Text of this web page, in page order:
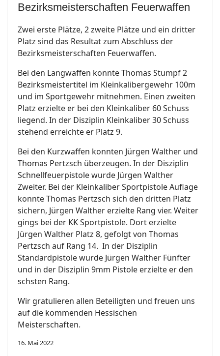
Bezirksmeisterschaften Feuerwaffen
Zwei erste Plätze, 2 zweite Plätze und ein dritter
Platz sind das Resultat zum Abschluss der
Bezirksmeisterschaften Feuerwaffen.
Bei den Langwaffen konnte Thomas Stumpf 2
Bezirksmeistertitel im Kleinkalibergewehr 100m
und im Sportgewehr mitnehmen. Einen zweiten
Platz erzielte er bei den Kleinkaliber 60 Schuss
liegend. In der Disziplin Kleinkaliber 30 Schuss
stehend erreichte er Platz 9.
Bei den Kurzwaffen konnten Jürgen Walther und
Thomas Pertzsch überzeugen. In der Disziplin
Schnellfeuerpistole wurde Jürgen Walther
Zweiter. Bei der Kleinkaliber Sportpistole Auflage
konnte Thomas Pertzsch sich den dritten Platz
sichern, Jürgen Walther erzielte Rang vier. Weiter
gings bei der KK Sportpistole. Dort erzielte
Jürgen Walther Platz 8, gefolgt von Thomas
Pertzsch auf Rang 14. In der Disziplin
Standardpistole wurde Jürgen Walther Fünfter
und in der Disziplin 9mm Pistole erzielte er den
schsten Rang.
Wir gratulieren allen Beteiligten und freuen uns
auf die kommenden Hessischen
Meisterschaften.
16. Mai 2022